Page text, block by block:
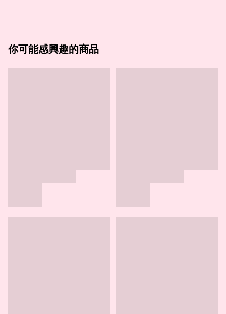
你可能感興趣的商品